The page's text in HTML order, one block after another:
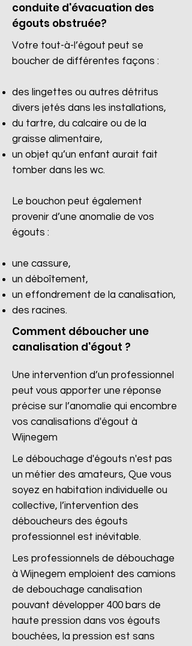
conduite d'évacuation des
égouts obstruée?
Votre tout-à-l’égout peut se
boucher de différentes façons :
des lingettes ou autres détritus
divers jetés dans les installations,
du tartre, du calcaire ou de la
graisse alimentaire,
un objet qu’un enfant aurait fait
tomber dans les wc.
Le bouchon peut également
provenir d’une anomalie de vos
égouts :
une cassure,
un déboîtement,
un effondrement de la canalisation,
des racines.​
Comment déboucher une
canalisation d'égout ?
Une intervention d’un professionnel
peut vous apporter une réponse
précise sur l’anomalie qui encombre
vos canalisations d'égout à
Wijnegem
Le débouchage d'égouts n'est pas
un métier des amateurs, Que vous
soyez en habitation individuelle ou
collective, l’intervention des
déboucheurs des égouts
professionnel est inévitable.
Les professionnels de débouchage
à Wijnegem emploient des camions
de debouchage canalisation
pouvant développer 400 bars de
haute pression dans vos égouts
bouchées, la pression est sans